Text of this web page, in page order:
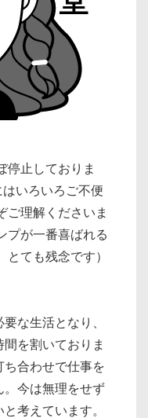
停止しておりま
はいろいろご不便
ご理解くださいま
プが一番喜ばれる
ても残念です）
な生活となり、
を割いておりま
合わせで仕事を
。今は無理をせず
考えています。